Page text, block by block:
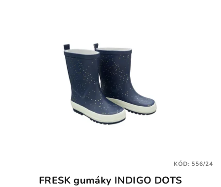
FRESK gumáky INDIGO DOTS
KÓD: 556/24